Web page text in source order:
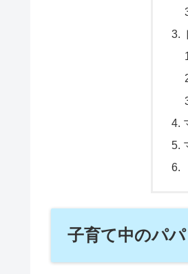
子育て中のパ